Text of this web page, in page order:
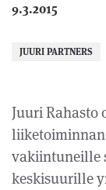
9.3.2015
JUURI PARTNERS
Juuri Rahasto
vakiintuneille
keskisuurille